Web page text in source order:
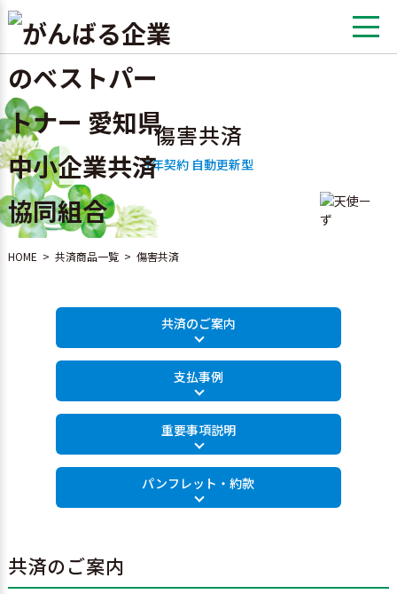
傷害共済
1年契約 自動更新型
HOME > 共済商品一覧> 傷害共済
共済のご案内
支払事例
重要事項説明
パンフレット・約款
共済のご案内